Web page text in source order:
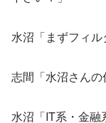
水沼「まずフィル
志間「水沼さんの
水沼「IT系・金融